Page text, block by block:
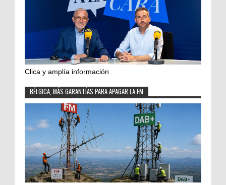
Clica y amplía información
BÉLGICA, MÁS GARANTÍAS PARA APAGAR LA FM